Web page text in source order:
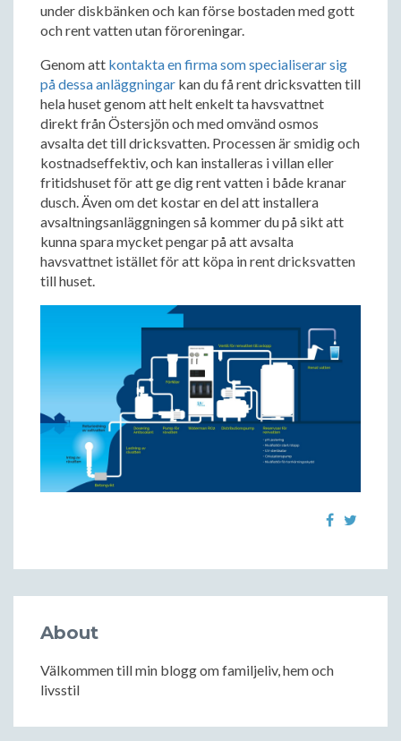
under diskbänken och kan förse bostaden med gott
och rent vatten utan föroreningar.
Genom att kontakta en firma som specialiserar sig
på dessa anläggningar kan du få rent dricksvatten till
hela huset genom att helt enkelt ta havsvattnet
direkt från Östersjön och med omvänd osmos
avsalta det till dricksvatten. Processen är smidig och
kostnadseffektiv, och kan installeras i villan eller
fritidshuset för att ge dig rent vatten i både kranar
dusch. Även om det kostar en del att installera
avsaltningsanläggningen så kommer du på sikt att
kunna spara mycket pengar på att avsalta
havsvattnet istället för att köpa in rent dricksvatten
till huset.
About
Välkommen till min blogg om familjeliv, hem och
livsstil